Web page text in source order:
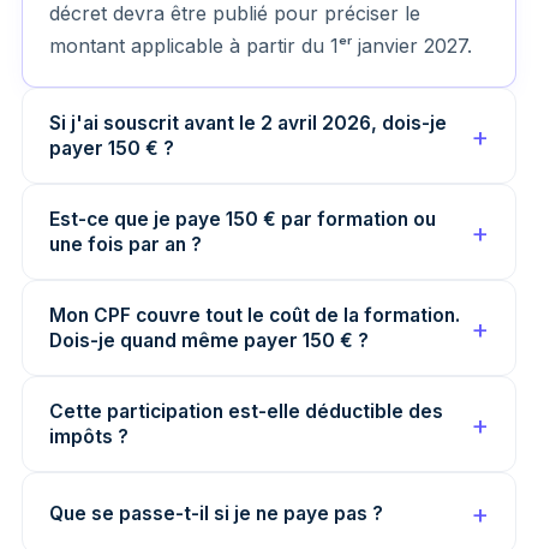
décret devra être publié pour préciser le
montant applicable à partir du 1ᵉʳ janvier 2027.
Si j'ai souscrit avant le 2 avril 2026, dois-je
payer 150 € ?
Est-ce que je paye 150 € par formation ou
une fois par an ?
Mon CPF couvre tout le coût de la formation.
Dois-je quand même payer 150 € ?
Cette participation est-elle déductible des
impôts ?
Que se passe-t-il si je ne paye pas ?